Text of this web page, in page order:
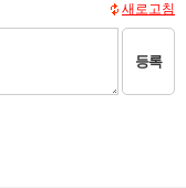
새로고침
등록